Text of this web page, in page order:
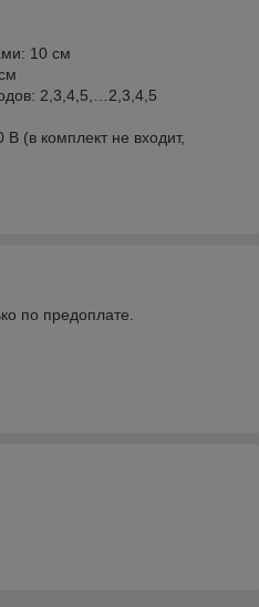
10 см
2,3,4,5,…2,3,4,5
(в комплект не входит,
по предоплате.